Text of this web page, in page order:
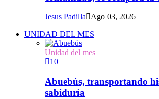
Jesus Padilla Ago 03, 2026
UNIDAD DEL MES
Unidad del mes
10
Abuebús, transportando
sabiduría